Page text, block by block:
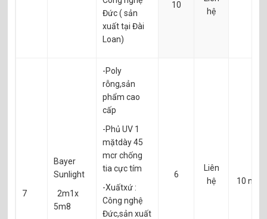
Đức ( sản
xuất tại Đài
Loan)
10
hệ
7
Bayer
Sunlight
2m1x
5m8
-Poly
rỗng,sản
phẩm cao
cấp
-Phủ UV 1
mặtdày 45
mcr chống
tia cực tím
-Xuấtxứ :
Công nghệ
Đức,sản xuất
6
Liên
hệ
10 năm